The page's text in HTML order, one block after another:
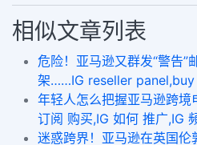
相似文章列表
危险！亚马逊又群发“警告
架……IG reseller
年轻人怎么把握亚马逊跨境
订阅 购买,IG 如何 推广,IG
迷惑跨界！亚马逊在英国伦